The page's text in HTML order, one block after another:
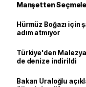
Manşetten
Hürmüz Boğazı için
adım atmıyor
Türkiye'den
de denize indirildi
Bakan Uraloğlu